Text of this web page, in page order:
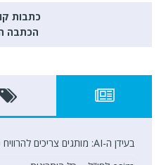
כתבות
הכתבה
בעידן ה-AI: מותגים צריכים להרוויח סמכות – לא לייצר קיצורי דרך